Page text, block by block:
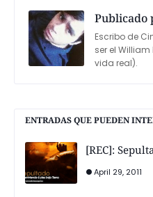
Publicado
Escribo de
ser el
vida real).
ENTRADAS QUE PUEDEN
[REC]:
April 29, 2011